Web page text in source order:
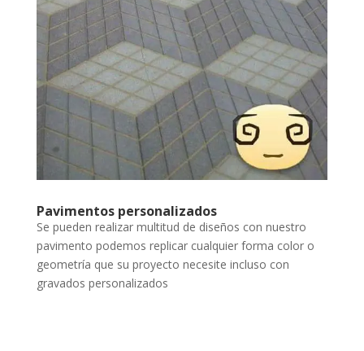
Pavimentos personalizados
Se pueden realizar multitud de diseños con nuestro
pavimento podemos replicar cualquier forma color o
geometría que su proyecto necesite incluso con
gravados personalizados